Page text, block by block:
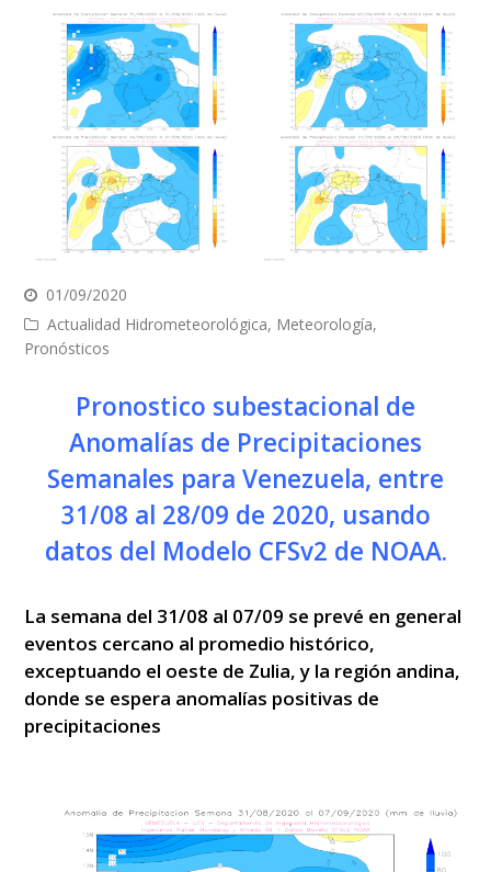
01/09/2020
Actualidad Hidrometeorológica, Meteorología,
Pronósticos
Pronostico subestacional de
Anomalías de Precipitaciones
Semanales para Venezuela, entre
31/08 al 28/09 de 2020, usando
datos del Modelo CFSv2 de NOAA.
La semana del 31/08 al 07/09 se prevé en general
eventos cercano al promedio histórico,
exceptuando el oeste de Zulia, y la región andina,
donde se espera anomalías positivas de
precipitaciones